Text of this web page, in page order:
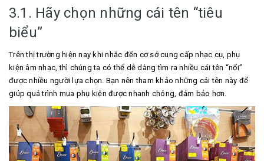
3.1. Hãy chọn những cái tên “tiêu
biểu”
Trên thị trường hiện nay khi nhắc đến cơ sở cung cấp nhạc cụ, phụ
kiện âm nhạc, thì chúng ta có thể dễ dàng tìm ra nhiều cái tên “nổi”
được nhiều người lựa chọn. Bạn nên tham khảo những cái tên này để
giúp quá trình mua phụ kiện được nhanh chóng, đảm bảo hơn.